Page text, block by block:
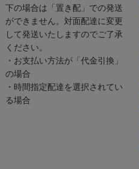
下の場合は「置き配」での発送
ができません。対面配達に変更
して発送いたしますのでご了承
ください。
・お支払い方法が「代金引換」
の場合
・時間指定配達を選択されてい
る場合